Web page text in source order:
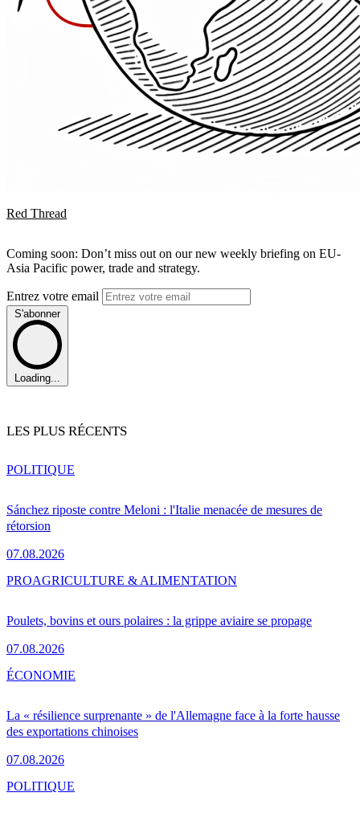
Red Thread
Coming soon: Don’t miss out on our new weekly briefing on EU-
Asia Pacific power, trade and strategy.
Entrez votre email
S'abonner
Loading...
LES PLUS RÉCENTS
Sánchez riposte contre Meloni : l'Italie menacée de mesures de
rétorsion
07.08.2026
POLITIQUE
Poulets, bovins et ours polaires : la grippe aviaire se propage
07.08.2026
PROAGRICULTURE & ALIMENTATION
La « résilience surprenante » de l'Allemagne face à la forte hausse
des exportations chinoises
07.08.2026
ÉCONOMIE
POLITIQUE